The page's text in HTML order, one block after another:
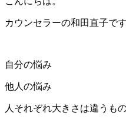
カウンセラーの和田直子で
自分の悩み
他人の悩み
人それぞれ大きさは違うもの